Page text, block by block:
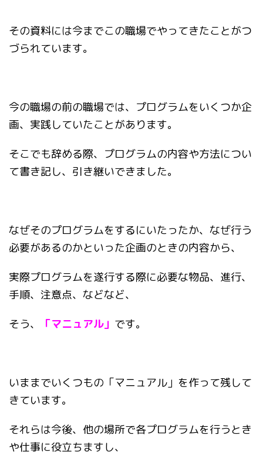
その資料には今までこの職場でやってきたことがつ
づられています。
今の職場の前の職場では、プログラムをいくつか企
画、実践していたことがあります。
そこでも辞める際、プログラムの内容や方法につい
て書き記し、引き継いできました。
なぜそのプログラムをするにいたったか、なぜ行う
必要があるのかといった企画のときの内容から、
実際プログラムを遂行する際に必要な物品、進行、
手順、注意点、などなど、
そう、
「マニュアル」 です。
いままでいくつもの「マニュアル」を作って残して
きています。
それらは今後、他の場所で各プログラムを行うとき
や仕事に役立ちますし、